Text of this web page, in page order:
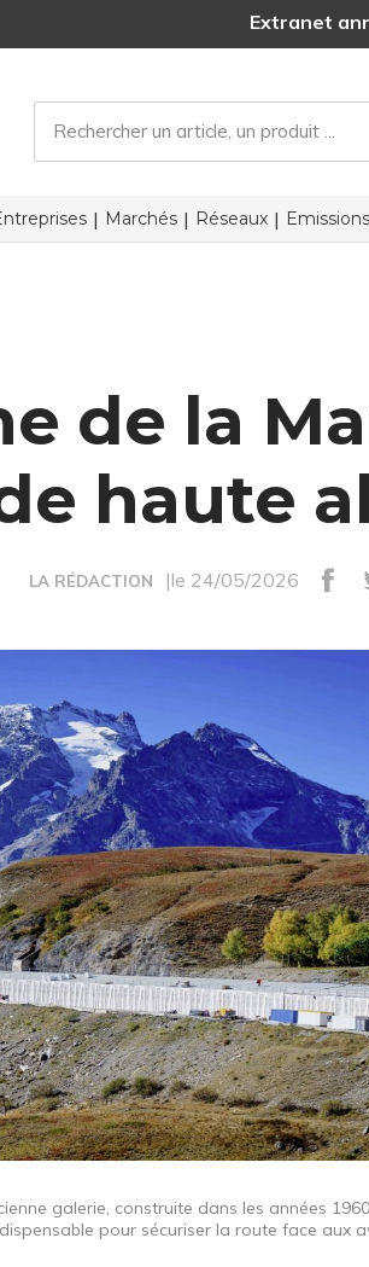
Extranet
Marchés Réseaux Emissions
de la
haute
LA RÉDACTION |le 24/05/2026
galerie, construite dans les années
pour sécuriser la route face aux